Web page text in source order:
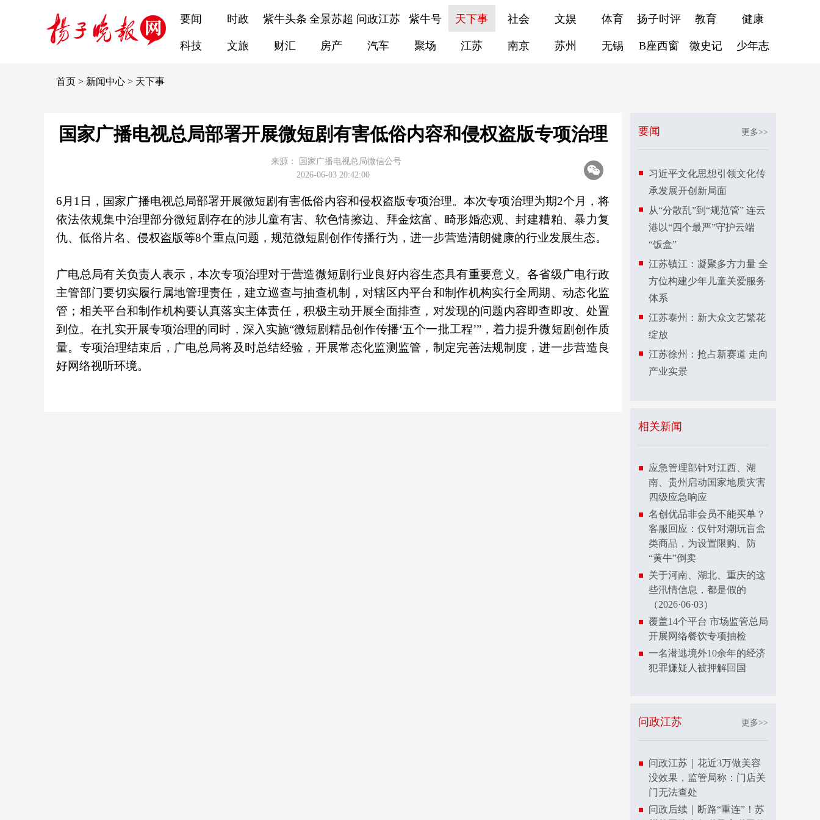
要闻 时政 紫牛头条 全景苏超 问政江苏 紫牛号 天下事 社会 文娱 体育 扬子时评 教育 健康
科技 文旅 财汇 房产 汽车 聚场 江苏 南京 苏州 无锡 B座西窗 微史记 少年志
首页 > 新闻中心 > 天下事
国家广播电视总局部署开展微短剧有害低俗内容和侵权盗版专项治理
来源：
国家广播电视总局微信公号
2026-06-03 20:42:00
6月1日，国家广播电视总局部署开展微短剧有害低俗内容和侵权盗版专项治理。本次专项治理为期2个月，将
依法依规集中治理部分微短剧存在的涉儿童有害、软色情擦边、拜金炫富、畸形婚恋观、封建糟粕、暴力复
仇、低俗片名、侵权盗版等8个重点问题，规范微短剧创作传播行为，进一步营造清朗健康的行业发展生态。
广电总局有关负责人表示，本次专项治理对于营造微短剧行业良好内容生态具有重要意义。各省级广电行政
主管部门要切实履行属地管理责任，建立巡查与抽查机制，对辖区内平台和制作机构实行全周期、动态化监
管；相关平台和制作机构要认真落实主体责任，积极主动开展全面排查，对发现的问题内容即查即改、处置
到位。在扎实开展专项治理的同时，深入实施“微短剧精品创作传播‘五个一批工程’”，着力提升微短剧创作质
量。专项治理结束后，广电总局将及时总结经验，开展常态化监测监管，制定完善法规制度，进一步营造良
好网络视听环境。
要闻 更多>>
习近平文化思想引领文化传
承发展开创新局面
从“分散乱”到“规范管” 连云
港以“四个最严”守护云端
“饭盒”
江苏镇江：凝聚多方力量 全
方位构建少年儿童关爱服务
体系
江苏泰州：新大众文艺繁花
绽放
江苏徐州：抢占新赛道 走向
产业实景
相关新闻
应急管理部针对江西、湖
南、贵州启动国家地质灾害
四级应急响应
名创优品非会员不能买单？
客服回应：仅针对潮玩盲盒
类商品，为设置限购、防
“黄牛”倒卖
关于河南、湖北、重庆的这
些汛情信息，都是假的
（2026·06·03）
覆盖14个平台 市场监管总局
开展网络餐饮专项抽检
一名潜逃境外10余年的经济
犯罪嫌疑人被押解回国
问政江苏 更多>>
问政江苏｜花近3万做美容
没效果，监管局称：门店关
门无法查处
问政后续｜断路“重连”！苏